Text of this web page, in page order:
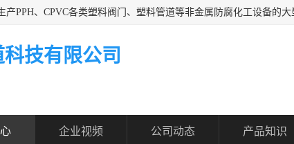
技有限公司
企业视频 公司动态 产品知识